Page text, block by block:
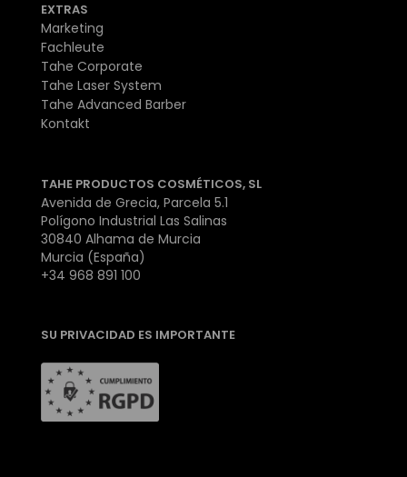
EXTRAS
Marketing
Fachleute
Tahe Corporate
Tahe Laser System
Tahe Advanced Barber
Kontakt
TAHE PRODUCTOS COSMÉTICOS, SL
Avenida de Grecia, Parcela 5.1
Polígono Industrial Las Salinas
30840 Alhama de Murcia
Murcia (España)
+34 968 891 100
SU PRIVACIDAD ES IMPORTANTE